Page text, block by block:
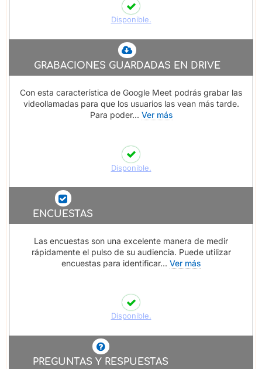
Disponible.
GRABACIONES GUARDADAS EN DRIVE
Con esta característica de Google Meet podrás grabar las
videollamadas para que los usuarios las vean más tarde.
Para poder... Ver más
Disponible.
ENCUESTAS
Las encuestas son una excelente manera de medir
rápidamente el pulso de su audiencia. Puede utilizar
encuestas para identificar... Ver más
Disponible.
PREGUNTAS Y RESPUESTAS